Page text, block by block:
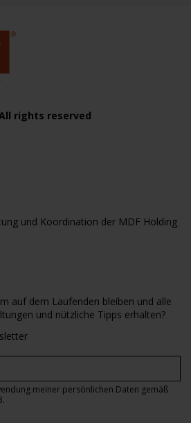
rights reserved
und Koordination der MDF Holding
auf dem Laufenden bleiben und alle
und nützliche Tipps erhalten?
meiner persönlichen Daten gemäß